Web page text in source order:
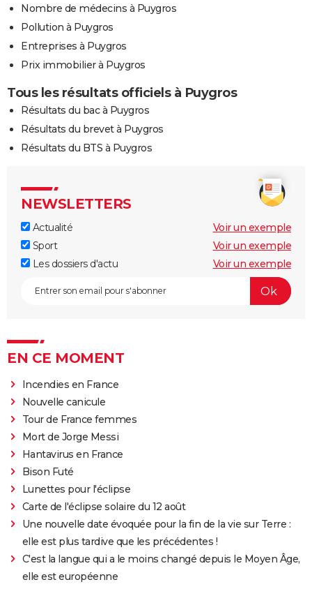
Nombre de médecins à Puygros
Pollution à Puygros
Entreprises à Puygros
Prix immobilier à Puygros
Tous les résultats officiels à Puygros
Résultats du bac à Puygros
Résultats du brevet à Puygros
Résultats du BTS à Puygros
NEWSLETTERS
Actualité
Voir un exemple
Sport
Voir un exemple
Les dossiers d'actu
Voir un exemple
EN CE MOMENT
Incendies en France
Nouvelle canicule
Tour de France femmes
Mort de Jorge Messi
Hantavirus en France
Bison Futé
Lunettes pour l'éclipse
Carte de l'éclipse solaire du 12 août
Une nouvelle date évoquée pour la fin de la vie sur Terre :
elle est plus tardive que les précédentes !
C'est la langue qui a le moins changé depuis le Moyen Âge,
elle est européenne